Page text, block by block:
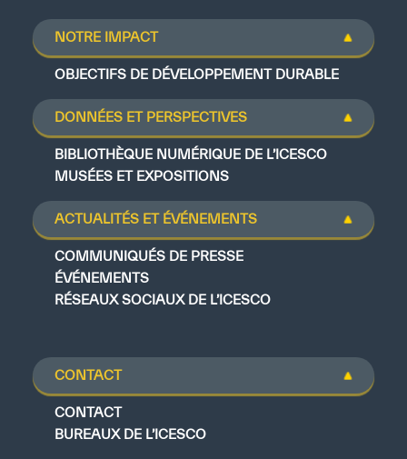
NOTRE IMPACT
OBJECTIFS DE DÉVELOPPEMENT DURABLE
DONNÉES ET PERSPECTIVES
BIBLIOTHÈQUE NUMÉRIQUE DE L’ICESCO
MUSÉES ET EXPOSITIONS
ACTUALITÉS ET ÉVÉNEMENTS
COMMUNIQUÉS DE PRESSE
ÉVÉNEMENTS
RÉSEAUX SOCIAUX DE L’ICESCO
CONTACT
CONTACT
BUREAUX DE L’ICESCO